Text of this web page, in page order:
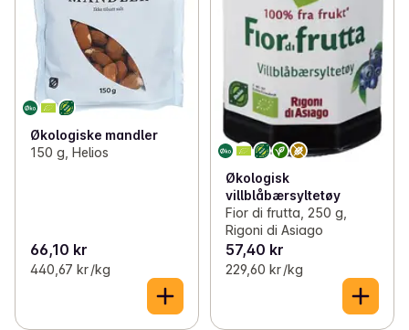
Økologiske mandler
150 g, Helios
66,10 kr
440,67 kr /kg
Økologisk
villblåbærsyltetøy
Fior di frutta, 250 g,
Rigoni di Asiago
57,40 kr
229,60 kr /kg